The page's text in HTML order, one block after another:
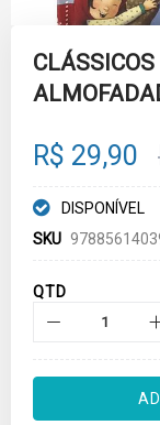
beginning
images
galleryR$ 29,90
DISPONÍVEL
SKU
QTD